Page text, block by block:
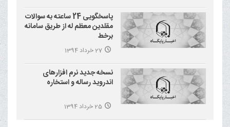
پاسخگویی 24 ساعته به سوالات
مقلدین معظم له از طریق سامانه
برخط
27 خرداد 1394
نسخه جدید نرم افزارهای
اندروید رساله و استخاره
25 خرداد 1394